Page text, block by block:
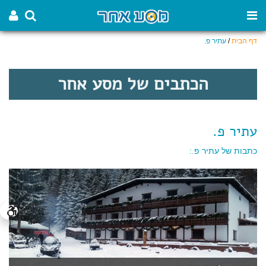
דף הבית/ עתיר פ.
הכתבים של מסע אחר
עתיר פ.
כתבות של עתיר פ.: